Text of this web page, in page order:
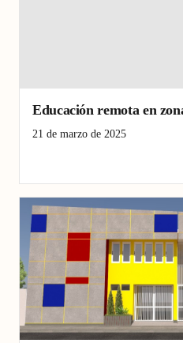
Educación remota en
21 de marzo de 2025